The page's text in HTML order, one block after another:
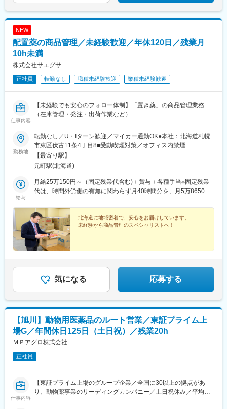
NEW
配置薬の商品管理／未経験歓迎／年休120日／残業月
10h未満
株式会社サエグサ
正社員 転勤なし 職種未経験歓迎 業種未経験歓迎
仕事内容
【未経験でも安心のフォロー体制】「置き薬」の商品管理業務
（在庫管理・発注・出荷作業など）
勤務地
転勤なし／U・Iターン歓迎／マイカー通勤OK●本社：北海道札幌
市東区伏古11条4丁目8■受動喫煙対策／オフィス内禁煙
【最寄り駅】
元町駅(北海道)
給与
月給25万150円～（固定残業代含む)＋賞与＋各種手当※固定残業
代は、時間外労働の有無に関わらず月40時間分を、月5万8650円
北海道に地域密着で、安心をお届けしています。
未経験から商品管理のスペシャリストへ！
気になる 応募する
【旭川】動物用医薬品のルート営業／東証プライム上
場G／年間休日125日（土日祝）／残業20h
ＭＰアグロ株式会社
正社員
仕事内容
【東証プライム上場のグループ企業／全国に30以上の拠点があ
り、動物薬事業のリーディングカンパニー／土日祝休み／平均残